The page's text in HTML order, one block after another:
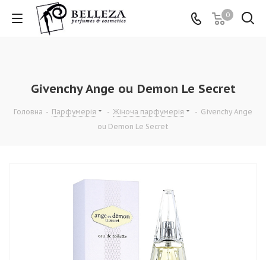
0
Givenchy Ange ou Demon Le Secret
Головна - Парфумерія - Жіноча парфумерія - Givenchy Ange
ou Demon Le Secret